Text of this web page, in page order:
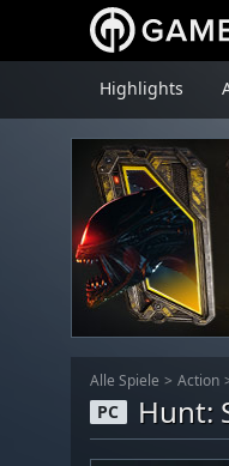
Highlights
Alle Spiele Action
PC Hunt: